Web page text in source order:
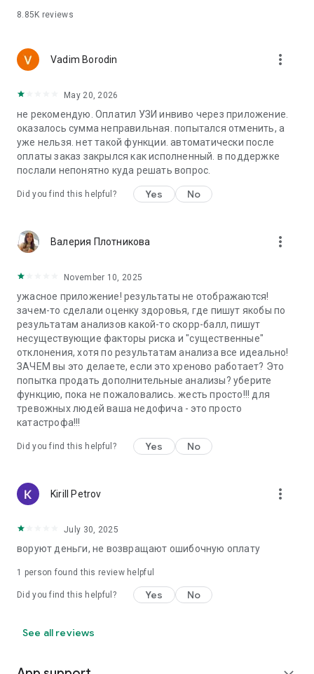
8.85K reviews
Vadim Borodin more_vert
May 20, 2026
не рекомендую. Оплатил УЗИ инвиво через приложение.
оказалось сумма неправильная. попытался отменить, а
уже нельзя. нет такой функции. автоматически после
оплаты заказ закрылся как исполненный. в поддержке
послали непонятно куда решать вопрос.
Did you find this helpful? Yes No
Валерия Плотникова more_vert
November 10, 2025
ужасное приложение! результаты не отображаются!
зачем-то сделали оценку здоровья, где пишут якобы по
результатам анализов какой-то скорр-балл, пишут
несуществующие факторы риска и "существенные"
отклонения, хотя по результатам анализа все идеально!
ЗАЧЕМ вы это делаете, если это хреново работает? Это
попытка продать дополнительные анализы? уберите
функцию, пока не пожаловались. жесть просто!!! для
тревожных людей ваша недофича - это просто
катастрофа!!!
Did you find this helpful? Yes No
Kirill Petrov more_vert
July 30, 2025
воруют деньги, не возвращают ошибочную оплату
1 person found this review helpful
Did you find this helpful? Yes No
See all reviews